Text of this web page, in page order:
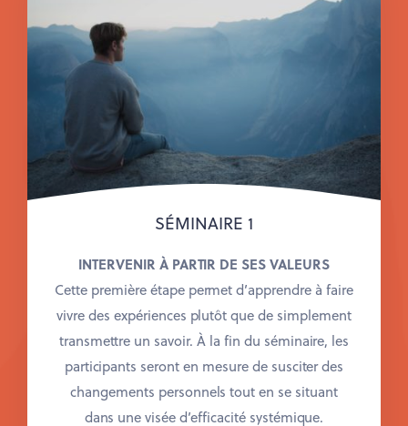
SÉMINAIRE 1
INTERVENIR À PARTIR DE SES VALEURS
Cette première étape permet d’apprendre à faire
vivre des expériences plutôt que de simplement
transmettre un savoir. À la fin du séminaire, les
participants seront en mesure de susciterdes
changements personnels tout en se situant
dans une visée d’efficacité systémique.